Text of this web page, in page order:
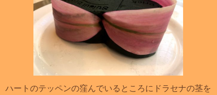
ハートのテッペンの窪んでいるところにドラセナの茎を